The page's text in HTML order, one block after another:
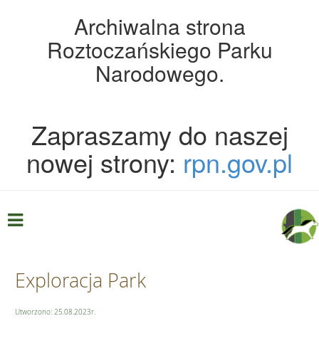
Archiwalna strona
Roztoczańskiego Parku
Narodowego.
Zapraszamy do naszej
nowej strony: rpn.gov.pl
Exploracja Park
Utworzono: 25.08.2023r.